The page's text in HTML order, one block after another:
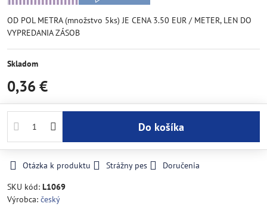
OD POL METRA (množstvo 5ks) JE CENA 3.50 EUR / METER, LEN DO
VYPREDANIA ZÁSOB
Skladom
0,36 €
Do košíka
Otázka k produktu Strážny pes
Doručenia
SKU kód: L1069
Výrobca: český